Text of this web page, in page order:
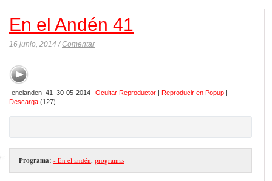
En el Andén 41
16 junio, 2014 /Comentar
enelanden_41_30-05-2014 Ocultar Reproductor| Reproducir en Popup|
Descarga (127)
Programa: - En el andén programas